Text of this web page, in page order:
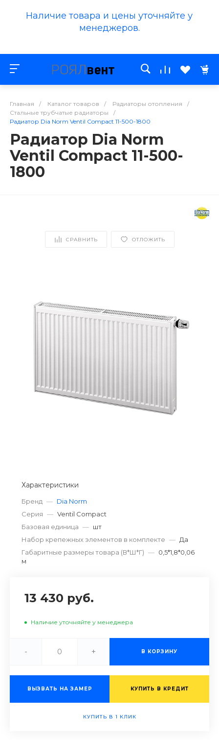
Наличие товара и цены уточняйте у
менеджеров.
Главная / Каталог товаров / Радиаторы отопления
/
Стальные трубчатые радиаторы
/
Радиатор Dia Norm Ventil Compact 11-500-1800
Радиатор Dia Norm
Ventil Compact 11-500-
1800
СРАВНИТЬ ОТЛОЖИТЬ
Характеристики
Бренд — Dia Norm
Серия — Ventil Compact
Базовая единица — шт
Набор крепежных элементов в комплекте — Да
Габаритные размеры товара (В*Ш*Г) — 0,5*1,8*0,06
м
13 430 руб.
Наличие уточняйте у менеджера
- +
ВЫЗВАТЬ НА ЗАМЕР
В КОРЗИНУ
КУПИТЬ В КРЕДИТ
КУПИТЬ В 1 КЛИК